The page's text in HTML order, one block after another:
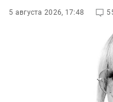
5 августа 2026, 17:48